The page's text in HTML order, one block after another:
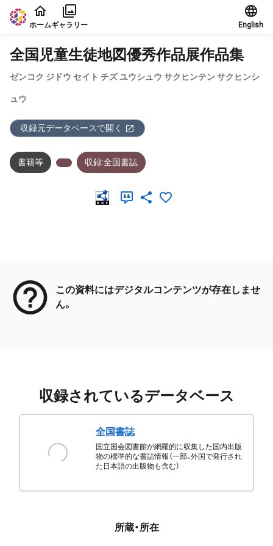
本文に飛ぶ
ホームギャラリー English
全国児童生徒地図優秀作品展作品集
ゼンコク ジドウ セイト チズ ユウシュウ サクヒンテン サクヒンシ
ュウ
収録元データベースで開く
書籍等 収録:全国書誌
この資料にはデジタルコンテンツが存在しませ
ん。
収録されているデータベース
全国書誌
国立国会図書館が網羅的に収集した国内出版
物の標準的な書誌情報（一部、外国で発行され
た日本語の出版物も含む）
所蔵・所在